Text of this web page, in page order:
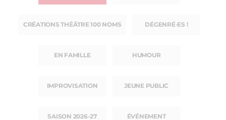
CRÉATIONS THÉÂTRE 100 NOMS DÉGENRÉ·ES !
EN FAMILLE HUMOUR
IMPROVISATION JEUNE PUBLIC
SAISON 2026-27 ÉVÉNEMENT